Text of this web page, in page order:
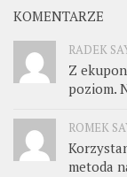
KOMENTARZE
RADEK
Z
poziom.
ROMEK
metoda